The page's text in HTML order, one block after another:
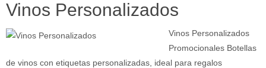
Vinos Personalizados
Vinos Personalizados
Promocionales Botellas
de vinos con etiquetas personalizadas, ideal para regalos